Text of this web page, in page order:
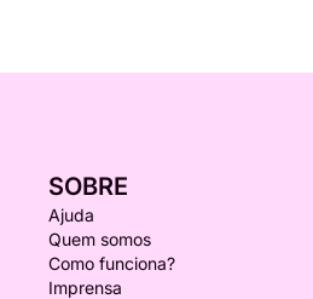
SOBRE
Ajuda
Quem somos
Como funciona?
Imprensa